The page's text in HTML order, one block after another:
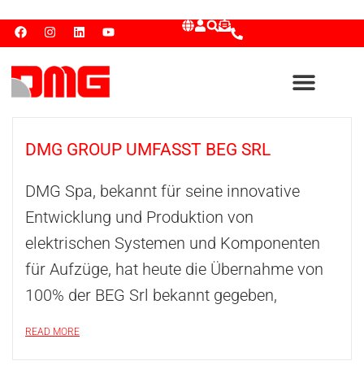
DMG GROUP UMFASST BEG SRL
DMG Spa, bekannt für seine innovative
Entwicklung und Produktion von
elektrischen Systemen und Komponenten
für Aufzüge, hat heute die Übernahme von
100% der BEG Srl bekannt gegeben,
READ MORE